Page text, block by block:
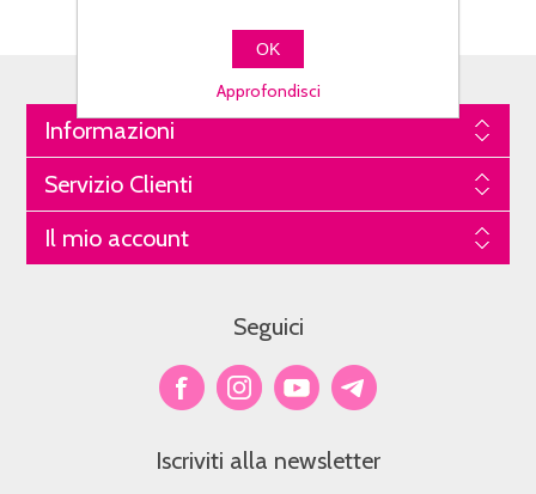
Informazioni
Servizio Clienti
Il mio account
Seguici
Iscriviti alla newsletter
OK
Approfondisci